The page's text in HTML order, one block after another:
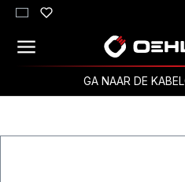
Ga naar de hoofdinhoud
GA NAAR DE